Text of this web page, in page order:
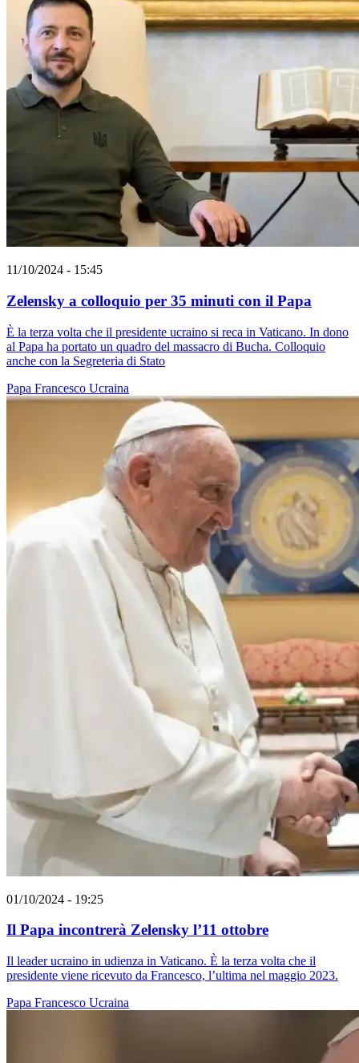
11/10/2024 - 15:45
Zelensky a colloquio per 35 minuti con il Papa
È la terza volta che il presidente ucraino si reca in Vaticano. In dono
al Papa ha portato un quadro del massacro di Bucha. Colloquio
anche con la Segreteria di Stato
Papa Francesco Ucraina
01/10/2024 - 19:25
Il Papa incontrerà Zelensky l’11 ottobre
Il leader ucraino in udienza in Vaticano. È la terza volta che il
presidente viene ricevuto da Francesco, l’ultima nel maggio 2023.
Papa Francesco Ucraina